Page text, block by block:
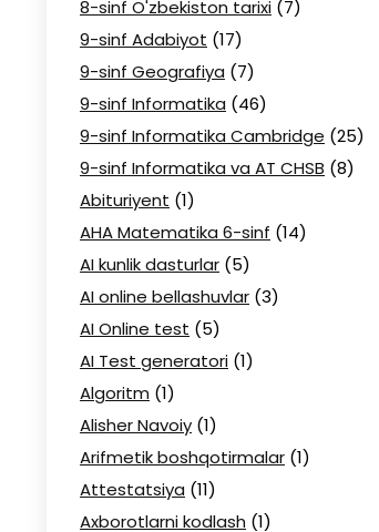
8-sinf O'zbekiston tarixi (7)
9-sinf Adabiyot (17)
9-sinf Geografiya (7)
9-sinf Informatika (46)
9-sinf Informatika Cambridge (25)
9-sinf Informatika va AT CHSB (8)
Abituriyent (1)
AHA Matematika 6-sinf (14)
AI kunlik dasturlar (5)
AI online bellashuvlar (3)
AI Online test (5)
AI Test generatori (1)
Algoritm (1)
Alisher Navoiy (1)
Arifmetik boshqotirmalar (1)
Attestatsiya (11)
Axborotlarni kodlash (1)